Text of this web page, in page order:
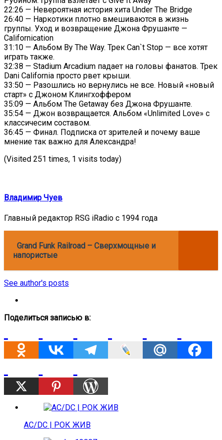
22:26 — Невероятная история хита Under The Bridge
26:40 — Наркотики плотно вмешиваются в жизнь
группы. Уход и возвращение Джона Фрушанте —
Californication
31:10 — Альбом By The Way. Трек Can`t Stop — все хотят
играть также.
32:38 — Stadium Arcadium падает на головы фанатов. Трек
Dani California просто рвет крыши.
33:50 — Разошлись но вернулись не все. Новый «новый
старт» с Джоном Клингхоффером
35:09 — Альбом The Getaway без Джона Фрушанте.
35:54 — Джон возвращается. Альбом «Unlimited Love» с
классичесим составом.
36:45 — Финал. Подписка от зрителей и почему ваше
мнение так важно для Александра!
(Visited 251 times, 1 visits today)
Владимир Чуев
Главный редактор RSG iRadio с 1994 года
Grand Funk Railroad – Сверхмощные и
напористые
See author's posts
Поделиться записью в:
AC/DC | РОК ЖИВ